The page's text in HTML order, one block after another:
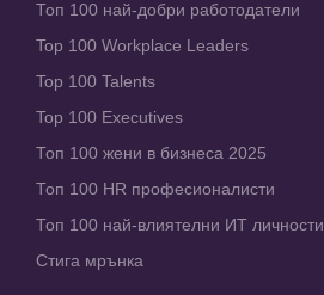
Топ 100 най-добри работодатели
Top 100 Workplace Leaders
Top 100 Talents
Top 100 Executives
Топ 100 жени в бизнеса 2025
Топ 100 HR професионалисти
Топ 100 най-влиятелни ИТ личности
Стига мрънка